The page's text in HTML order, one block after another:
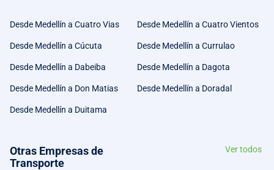
Desde Medellín a Cuatro Vias Desde Medellín a Cuatro Vientos
Desde Medellín a Cúcuta Desde Medellín a Currulao
Desde Medellín a Dabeiba Desde Medellín a Dagota
Desde Medellín a Don Matias Desde Medellín a Doradal
Desde Medellín a Duitama
Otras Empresas de
Transporte
Ver todos